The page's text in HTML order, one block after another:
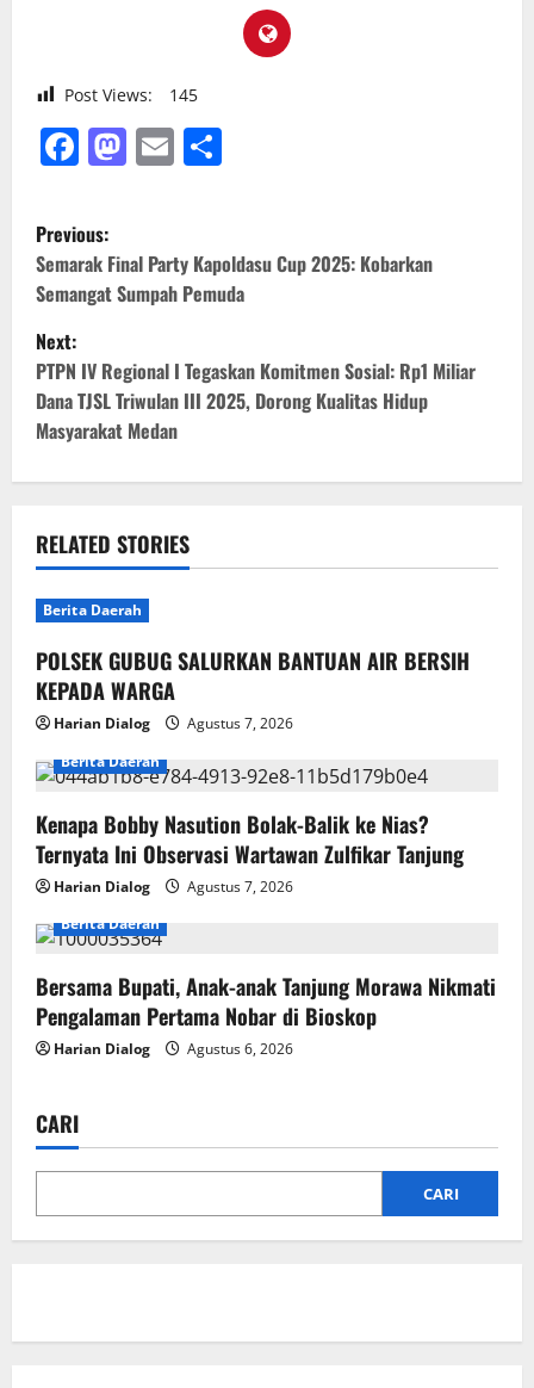
Post Views: 145
Facebook
Mastodon
Email
P
o
s
t
n
a
v
i
g
a
t
i
o
n
Previous:
Semarak Final Party Kapoldasu Cup 2025: Kobarkan
Semangat Sumpah Pemuda
Next:
PTPN IV Regional I Tegaskan Komitmen Sosial: Rp1 Miliar
Dana TJSL Triwulan III 2025, Dorong Kualitas Hidup
Masyarakat Medan
RELATED STORIES
Berita Daerah
POLSEK GUBUG SALURKAN BANTUAN AIR BERSIH
KEPADA WARGA
Harian Dialog
Agustus 7, 2026
Berita Daerah
Kenapa Bobby Nasution Bolak-Balik ke Nias?
Ternyata Ini Observasi Wartawan Zulfikar Tanjung
Harian Dialog
Agustus 7, 2026
Berita Daerah
Bersama Bupati, Anak-anak Tanjung Morawa Nikmati
Pengalaman Pertama Nobar di Bioskop
Harian Dialog Agustus 6, 2026
CARI
CARI